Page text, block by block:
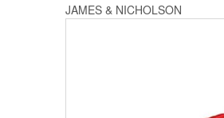
JAMES & NICHOLSON